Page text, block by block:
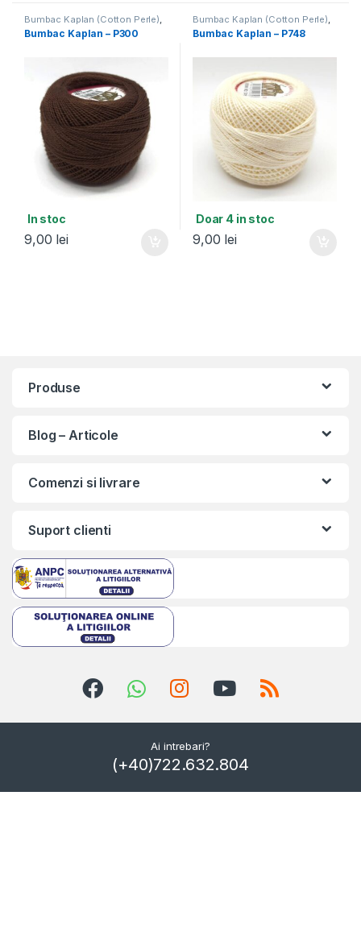
Bumbac Kaplan (Cotton Perle)
Noutati
Bumbac Kaplan – P300
In stoc
9,00 lei
Bumbac Kaplan (Cotton Perle)
Noutati
Bumbac Kaplan – P748
Doar 4 in stoc
9,00 lei
Produse
Blog – Articole
Comenzi si livrare
Suport clienti
Ai intrebari?
(+40)722.632.804